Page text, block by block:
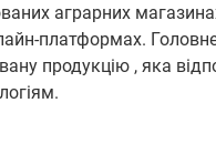
аграрних
платформах.
продукцію , яка